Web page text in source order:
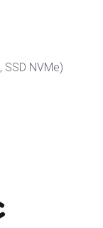
SSD NVMe)